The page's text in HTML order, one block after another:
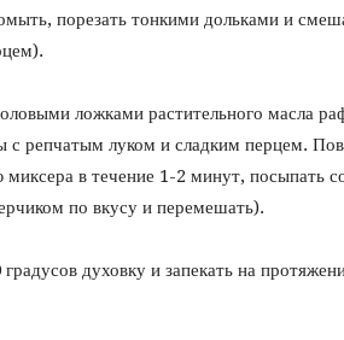
порезать тонкими дольками и
ложками растительного масла
репчатым луком и сладким перцем.
в течение 1-2 минут, посыпать
по вкусу и перемешать).
духовку и запекать на